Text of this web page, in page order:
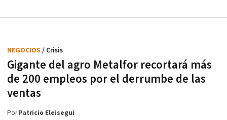
Gigante del agro Metalfor recortará más
de 200 empleos por el derrumbe de las
ventas
NEGOCIOS / Crisis
PorPatricio Eleisegui